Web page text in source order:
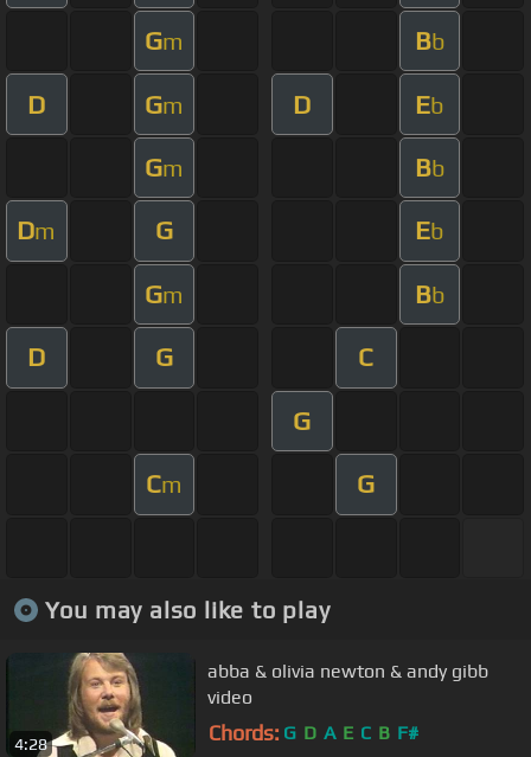
Gm Bb
D Gm D Eb
Gm Bb
Dm G Eb
Gm Bb
D G C
G
Cm G
You may also like to play
4:28
abba & olivia newton & andy gibb
video
Chords: G D A E C B F#